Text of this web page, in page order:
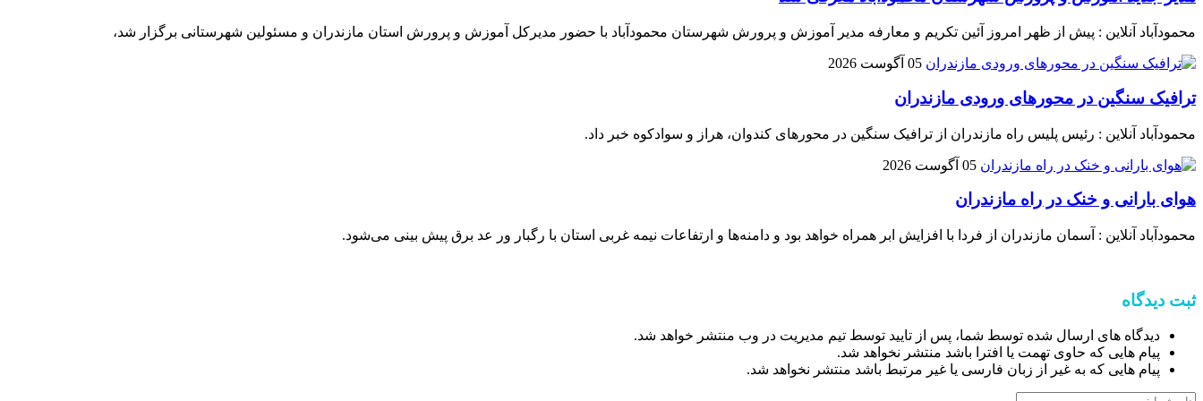
محمودآباد آنلاین : پیش از ظهر امروز آئین تکریم و معارفه مدیر آموزش و پرورش شهرستان محمودآباد با حضور مدیرکل آموزش و پرورش استان مازندران و مسئولین شهرستانی برگزار شد،
05 آگوست 2026
ترافیک سنگین در محور‌های ورودی مازندران
محمودآباد آنلاین : رئیس پلیس راه مازندران از ترافیک سنگین در محور‌های کندوان، هراز و سوادکوه خبر داد.
05 آگوست 2026
هوای بارانی و خنک در راه مازندران
محمودآباد آنلاین : آسمان مازندران از فردا با افزایش ابر همراه خواهد بود و دامنه‌ها و ارتفاعات نیمه غربی استان با رگبار ور عد برق پیش بینی می‌شود.
ثبت دیدگاه
دیدگاه های ارسال شده توسط شما، پس از تایید توسط تیم مدیریت در وب منتشر خواهد شد.
پیام هایی که حاوی تهمت یا افترا باشد منتشر نخواهد شد.
پیام هایی که به غیر از زبان فارسی یا غیر مرتبط باشد منتشر نخواهد شد.